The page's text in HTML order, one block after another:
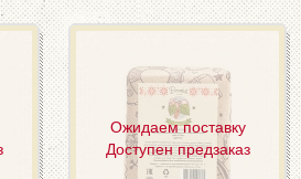
Ожидаем поставку
Доступен предзаказ